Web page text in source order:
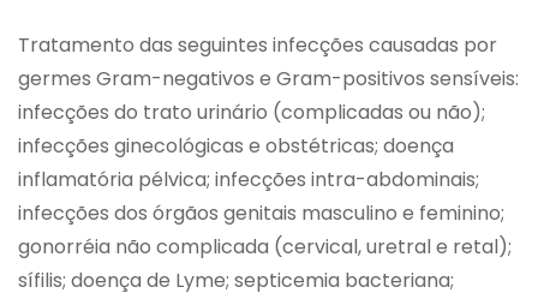
Tratamento das seguintes infecções causadas por
germes Gram-negativos e Gram-positivos sensíveis:
infecções do trato urinário (complicadas ou não);
infecções ginecológicas e obstétricas; doença
inflamatória pélvica; infecções intra-abdominais;
infecções dos órgãos genitais masculino e feminino;
gonorréia não complicada (cervical, uretral e retal);
sífilis; doença de Lyme; septicemia bacteriana;